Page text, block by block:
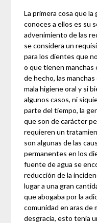
La primera cosa que
conoces a ellos es su
advenimiento de las
se considera un
para los dientes que
o que tienen manchas
de hecho, las
mala higiene oral y si
algunos casos, ni
parte del tiempo, la
que son de carácter
requieren un
son algunas de las
permanentes en los
fuente de agua se
reducción de la
lugar a una gran
que abogaba por la
comunidad en aras de
desgracia, esto tenía